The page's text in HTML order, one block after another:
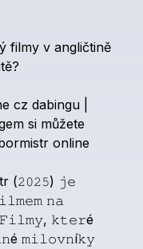
filmy v angličtině
cz dabingu
si můžete
online
(𝟸𝟶𝟸𝟻) 𝚓𝚎
𝚗𝚊
𝙵𝚒𝚕𝚖𝚢, 𝚔𝚝𝚎𝚛é
𝚖𝚒𝚕𝚘𝚟𝚗í𝚔𝚢